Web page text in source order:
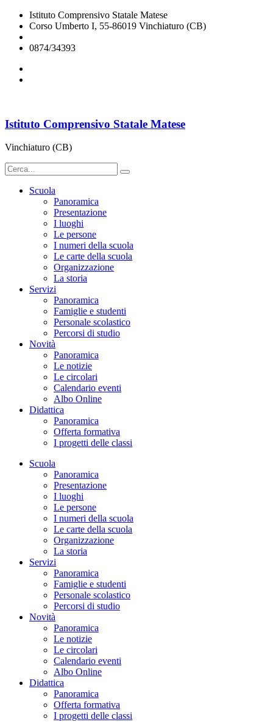
Istituto Comprensivo Statale Matese
Corso Umberto I, 55-86019 Vinchiaturo (CB)
0874/34393
Istituto Comprensivo Statale Matese
Vinchiaturo (CB)
Scuola
Panoramica
Presentazione
I luoghi
Le persone
I numeri della scuola
Le carte della scuola
Organizzazione
La storia
Servizi
Panoramica
Famiglie e studenti
Personale scolastico
Percorsi di studio
Novità
Panoramica
Le notizie
Le circolari
Calendario eventi
Albo Online
Didattica
Panoramica
Offerta formativa
I progetti delle classi
Scuola
Panoramica
Presentazione
I luoghi
Le persone
I numeri della scuola
Le carte della scuola
Organizzazione
La storia
Servizi
Panoramica
Famiglie e studenti
Personale scolastico
Percorsi di studio
Novità
Panoramica
Le notizie
Le circolari
Calendario eventi
Albo Online
Didattica
Panoramica
Offerta formativa
I progetti delle classi